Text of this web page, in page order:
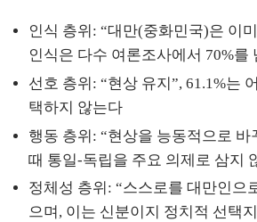
인식 층위: “대만(중화민국)은 이
인식은 다수 여론조사에서 70%를
선호 층위: “현상 유지”, 61.1%는
택하지 않는다
행동 층위: “현상을 능동적으로 바
때 통일-독립을 주요 의제로 삼지
정체성 층위: “스스로를 대만인으
으며, 이는 신분이지 정치적 선택